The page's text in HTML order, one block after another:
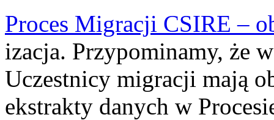
Proces Migracji CSIRE –
izacja. Przypominamy, że
Uczestnicy migracji mają
ekstrakty danych w